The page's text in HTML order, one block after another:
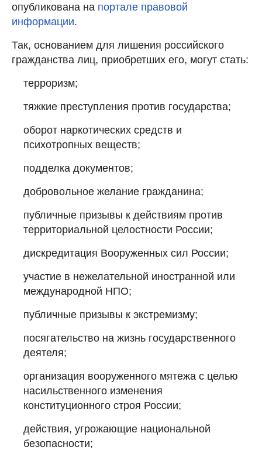
опубликована на портале правовой
информации.
Так, основанием для лишения российского
гражданства лиц, приобретших его, могут стать:
терроризм;
тяжкие преступления против государства;
оборот наркотических средств и
психотропных веществ;
подделка документов;
добровольное желание гражданина;
публичные призывы к действиям против
территориальной целостности России;
дискредитация Вооруженных сил России;
участие в нежелательной иностранной или
международной НПО;
публичные призывы к экстремизму;
посягательство на жизнь государственного
деятеля;
организация вооруженного мятежа с целью
насильственного изменения
конституционного строя России;
действия, угрожающие национальной
безопасности;